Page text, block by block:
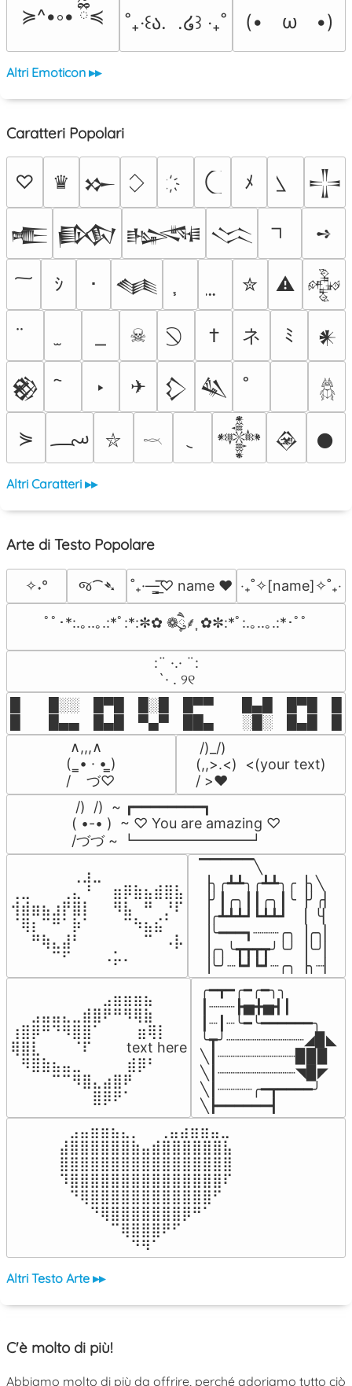
≽^•༚• ྀིྀ≼
˚₊‧꒰ა.  .໒꒱ ‧₊˚ (•　ω　•)
Altri Emoticon ▸▸
Caratteri Popolari
♡ ♛ 𒁍 ﾒ 𒋲
𒍫 𒁃 𒈙 𒈱 ➺
ｼ ･ 𒈝 ✮ ⚠ 𒅒
☠ † ネ ﾐ 𒀭
𒆙 ‣ ✈ 𒁷 𒈑 𓆣
⋟ ؄ ⛥ 𓎖 𒀱 𒊲 𒊹
Altri Caratteri ▸▸
Arte di Testo Popolare
✧˖° જ⁀➴ ˚₊·—̳͟͞͞♡ name ♥️ ‎‧₊˚✧[name]✧˚₊‧
ﾟﾟ･*:.｡..｡.:*ﾟ:*:✼✿ ❁ཻུ۪۪⸙͎ ✿✼:*ﾟ:.｡..｡.:*･ﾟﾟ
⠀:¨ ·.· ¨:⠀
⠀ `· . ୨୧⠀
█  █░░ █▀█ █░█ █▀▀  █▄█ █▀█
█  █▄▄ █▄█ ▀▄▀ ██▄  ░█░ █▄█
∧,,,∧
(  ̳• · • ̳)
/    づ♡
/)_/)
(,,>.<)  <(your text)
/ >❤️
/)  /)  ~ ┏━━━━━━━━┓
( •-• )  ~ ♡ You are amazing ♡
/づづ ~ ┗━━━━━━━━┛
⠀⠀⠀⠀⠀⠀⢀⣰⣀⠀⠀⠀⠀⠀⠀⠀⠀
⢀⣀⠀⠀⠀⢀⣄⠘⠀⠀⣶⡿⣷⣦⣾⣿⣧
⢺⣾⣶⣦⣰⡟⣿⡇⠀⠀⠻⣧⠀⠛⠀⡘⠏
⠈⢿⡆⠉⠛⠁⡷⠁⠀⠀⠀⠉⠳⣦⣮⠁⠀
⠀⠀⠛⢷⣄⣼⠃⠀⠀⠀⠀⠀⠀⠉⠀⠠⡧
⠀⠀⠀⠀⠉⠋⠀⠀⠀⠠⡥⠄⠀⠀⠀⠀⠀
▔▔▔▔▔╲
▕╮╭┻┻╮╭┻┻╮╭▕╮╲
▕╯┃╭╮┃┃╭╮┃╰▕╯╭▏
▕╭┻┻┻┛┗┻┻┛  ▕  ╰▏
▕╰━━━┓┈┈┈╭╮▕╭╮▏
▕╭╮╰┳┳┳┳╯╰╯▕╰╯▏
▕╰╯┈┗┛┗┛┈╭╮▕╮┈▏
⠀⠀⠀⠀⠀⠀⠀⠀⠀⣠⣶⣶⣶⣦⠀⠀
⠀⠀⣠⣤⣤⣄⣀⣾⣿⠟⠛⠻⢿⣷⠀
⢰⣿⡿⠛⠙⠻⣿⣿⠁⠀⠀ ⠀⣶⢿⡇
⢿⣿⣇⠀⠀⠀⠈⠏⠀⠀⠀ text here
⠀⠻⣿⣷⣦⣤⣀⠀⠀⠀ ⠀⣾⡿⠃⠀
⠀⠀⠀⠀⠉⠉⠻⣿⣄⣴⣿⠟⠀⠀⠀
⠀⠀⠀⠀⠀⠀⠀⠀⣿⡿⠟⠁⠀⠀⠀
╭━┳━╭━╭━╮╮
┃┈┈┈┣▅╋▅┫┃
┃┈┃┈╰━╰━━━━━━╮
╰┳╯┈┈┈┈┈┈┈┈┈◢▉◣
╲┃┈┈┈┈┈┈┈┈┈▉▉▉
╲┃┈┈┈┈┈┈┈┈┈◥▉◤
╲┃┈┈┈┈╭━┳━━━━╯
╲┣━━━━━━┫﻿
⠀⣠⣤⣶⣶⣦⣄⡀  ⠀⢀⣤⣴⣶⣶⣤⣀⠀
⣼⣿⣿⣿⣿⣿⣿⣷⣤⣾⣿⣿⣿⣿⣿⣿⣧
⣿⣿⣿⣿⣿⣿⣿⣿⣿⣿⣿⣿⣿⣿⣿⣿⣿
⠹⣿⣿⣿⣿⣿⣿⣿⣿⣿⣿⣿⣿⣿⣿⣿⠏
⠀⠙⢿⣿⣿⣿⣿⣿⣿⣿⣿⣿⣿⣿⣿⠋⠀
⠀⠀⠀⠙⢿⣿⣿⣿⣿⣿⣿⣿⡿⠛⠁⠀⠀
⠀⠀⠀⠀⠀⠉⢿⣿⣿⣿⠟⠋⠀⠀⠀⠀⠀
⠀⠀⠀⠀⠀⠀⠀⠙⠻⠁⠀⠀⠀⠀⠀⠀⠀⠀⠀⠀⠀⠀⠀
Altri Testo Arte ▸▸
C'è molto di più!
Abbiamo molto di più da offrire, perché adoriamo tutto ciò